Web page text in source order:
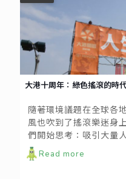
大港十周年：綠色搖滾的時
隨著環境議題在全球各
風也吹到了搖滾樂迷身
們開始思考：吸引大量
祭，是不是能對環境更
日本Fuji Rock開辦多年
Read more